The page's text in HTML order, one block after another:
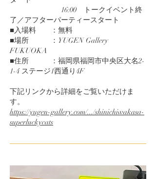
16:00 トークイベント終
了／アフターパーティースタート
■入場料 ：無料
■場所 ：YUGEN Gallery
FUKUOKA
■住所 ：福岡県福岡市中央区大名2-
1-4 ステージ1西通り4F
下記リンクから詳細をご覧いただけま
す。
https://yugen-gallery.com/.../shinichiwakasa-
superluckycats